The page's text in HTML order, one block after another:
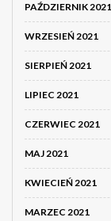
PAŹDZIERNIK 2021
WRZESIEŃ 2021
SIERPIEŃ 2021
LIPIEC 2021
CZERWIEC 2021
MAJ 2021
KWIECIEŃ 2021
MARZEC 2021